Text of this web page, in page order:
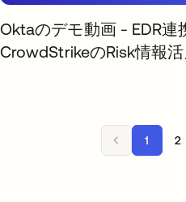
Oktaのデモ動画 - EDR連
CrowdStrikeのRisk情報
1 2